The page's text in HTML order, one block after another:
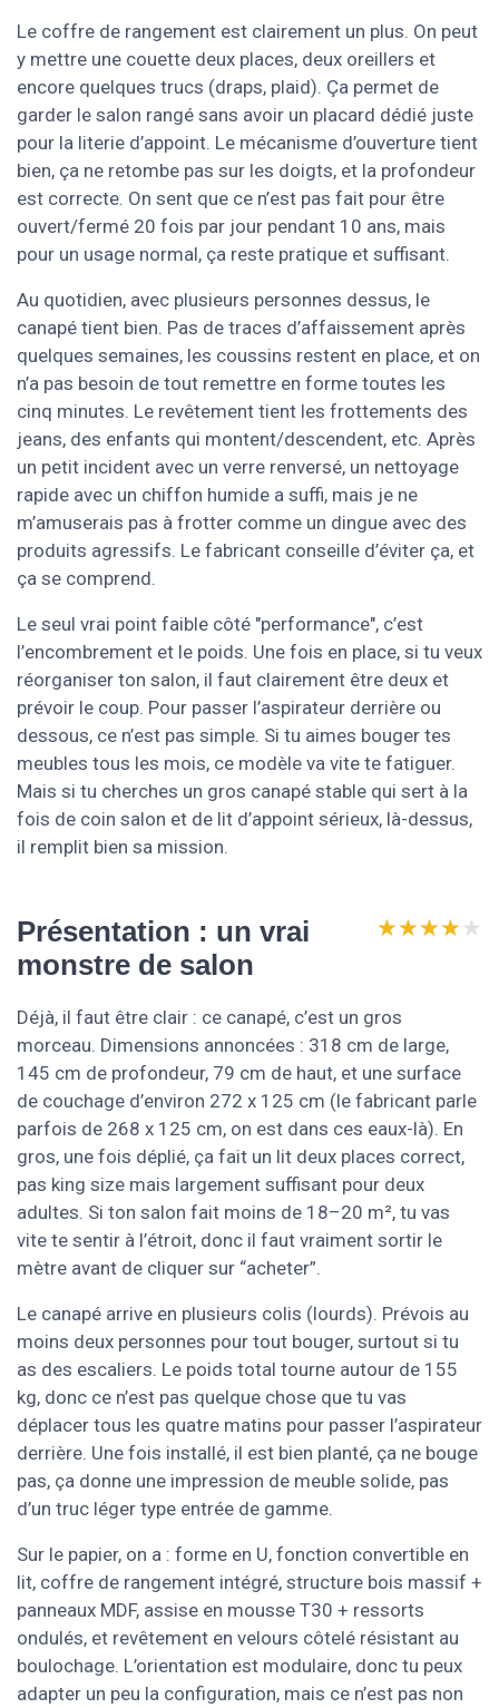
Le coffre de rangement est clairement un plus. On peut
y mettre une couette deux places, deux oreillers et
encore quelques trucs (draps, plaid). Ça permet de
garder le salon rangé sans avoir un placard dédié juste
pour la literie d’appoint. Le mécanisme d’ouverture tient
bien, ça ne retombe pas sur les doigts, et la profondeur
est correcte. On sent que ce n’est pas fait pour être
ouvert/fermé 20 fois par jour pendant 10 ans, mais
pour un usage normal, ça reste pratique et suffisant.
Au quotidien, avec plusieurs personnes dessus, le
canapé tient bien. Pas de traces d’affaissement après
quelques semaines, les coussins restent en place, et on
n’a pas besoin de tout remettre en forme toutes les
cinq minutes. Le revêtement tient les frottements des
jeans, des enfants qui montent/descendent, etc. Après
un petit incident avec un verre renversé, un nettoyage
rapide avec un chiffon humide a suffi, mais je ne
m’amuserais pas à frotter comme un dingue avec des
produits agressifs. Le fabricant conseille d’éviter ça, et
ça se comprend.
Le seul vrai point faible côté "performance", c’est
l’encombrement et le poids. Une fois en place, si tu veux
réorganiser ton salon, il faut clairement être deux et
prévoir le coup. Pour passer l’aspirateur derrière ou
dessous, ce n’est pas simple. Si tu aimes bouger tes
meubles tous les mois, ce modèle va vite te fatiguer.
Mais si tu cherches un gros canapé stable qui sert à la
fois de coin salon et de lit d’appoint sérieux, là-dessus,
il remplit bien sa mission.
Présentation : un vrai
monstre de salon
★★★★★
★★★★★
Déjà, il faut être clair : ce canapé, c’est un gros
morceau. Dimensions annoncées : 318 cm de large,
145 cm de profondeur, 79 cm de haut, et une surface
de couchage d’environ 272 x 125 cm (le fabricant parle
parfois de 268 x 125 cm, on est dans ces eaux-là). En
gros, une fois déplié, ça fait un lit deux places correct,
pas king size mais largement suffisant pour deux
adultes. Si ton salon fait moins de 18–20 m², tu vas
vite te sentir à l’étroit, donc il faut vraiment sortir le
mètre avant de cliquer sur “acheter”.
Le canapé arrive en plusieurs colis (lourds). Prévois au
moins deux personnes pour tout bouger, surtout si tu
as des escaliers. Le poids total tourne autour de 155
kg, donc ce n’est pas quelque chose que tu vas
déplacer tous les quatre matins pour passer l’aspirateur
derrière. Une fois installé, il est bien planté, ça ne bouge
pas, ça donne une impression de meuble solide, pas
d’un truc léger type entrée de gamme.
Sur le papier, on a : forme en U, fonction convertible en
lit, coffre de rangement intégré, structure bois massif +
panneaux MDF, assise en mousse T30 + ressorts
ondulés, et revêtement en velours côtelé résistant au
boulochage. L’orientation est modulaire, donc tu peux
adapter un peu la configuration, mais ce n’est pas non